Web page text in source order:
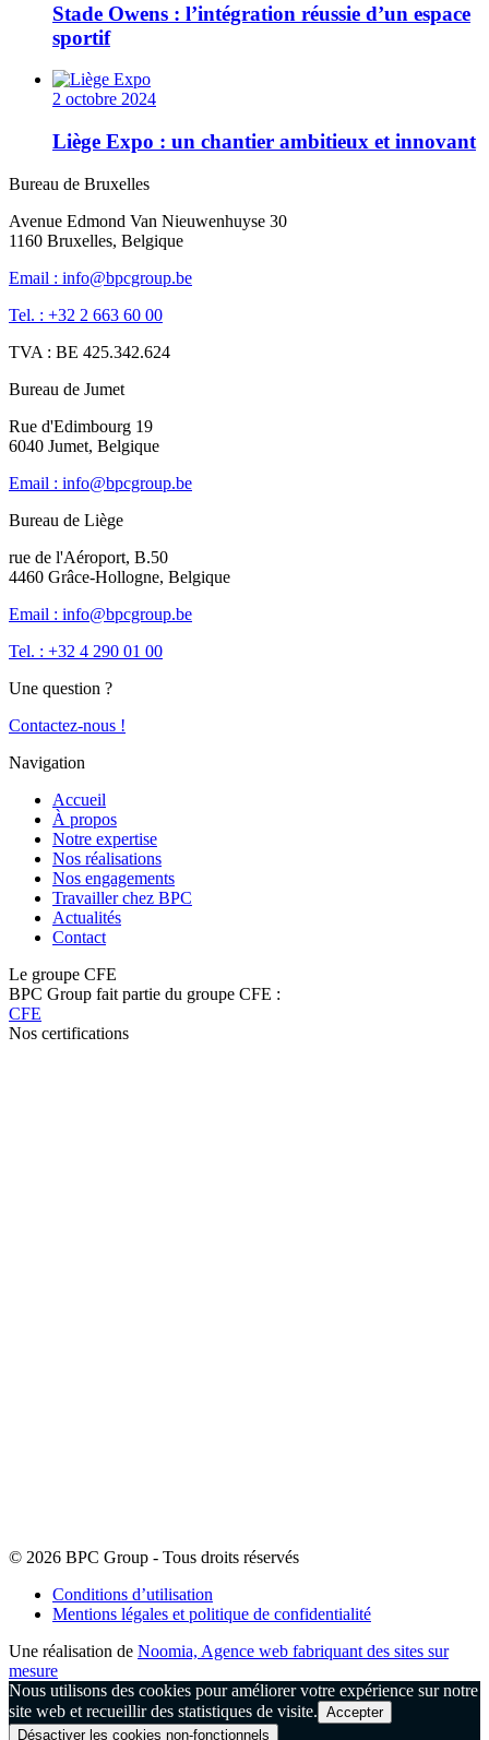
Stade Owens : l’intégration réussie d’un espace
sportif
2 octobre 2024
Liège Expo : un chantier ambitieux et innovant
Bureau de Bruxelles
Avenue Edmond Van Nieuwenhuyse 30
1160 Bruxelles, Belgique
Email : info@bpcgroup.be
Tel. : +32 2 663 60 00
TVA : BE 425.342.624
Bureau de Jumet
Rue d'Edimbourg 19
6040 Jumet, Belgique
Email : info@bpcgroup.be
Bureau de Liège
rue de l'Aéroport, B.50
4460 Grâce-Hollogne, Belgique
Email : info@bpcgroup.be
Tel. : +32 4 290 01 00
Une question ?
Contactez-nous !
Navigation
Accueil
À propos
Notre expertise
Nos réalisations
Nos engagements
Travailler chez BPC
Actualités
Contact
Le groupe CFE
BPC Group fait partie du groupe CFE :
CFE
Nos certifications
© 2026 BPC Group - Tous droits réservés
Conditions d’utilisation
Mentions légales et politique de confidentialité
Une réalisation de Noomia, Agence web fabriquant des sites sur
mesure
Nous utilisons des cookies pour améliorer votre expérience sur notre
site web et recueillir des statistiques de visite. Accepter
Désactiver les cookies non-fonctionnels